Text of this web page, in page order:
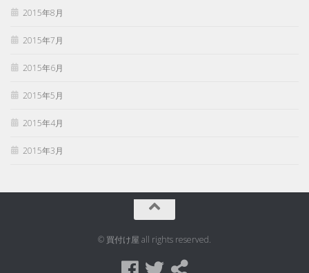
2015年8月
2015年7月
2015年6月
2015年5月
2015年4月
2015年3月
© 買付け屋 all rights reserved.